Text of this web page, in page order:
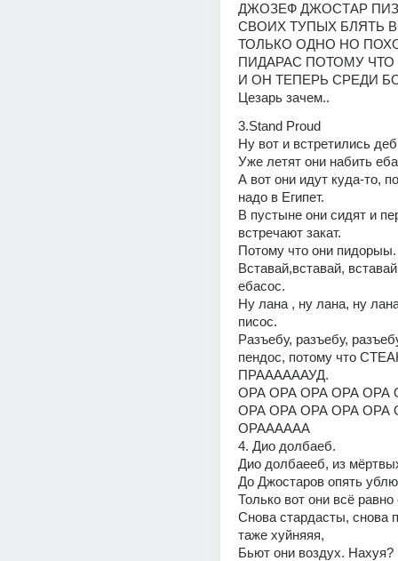
ДЖОЗЕФ ДЖОСТАР
СВОИХ ТУПЫХ БЛЯТЬ
ТОЛЬКО ОДНО НО
ПИДАРАС ПОТОМУ
И ОН ТЕПЕРЬ СРЕДИ
Цезарь зачем..
3.Stand Proud
Ну вот и встретились
Уже летят они набить
А вот они идут куда-то,
надо в Египет.
В пустыне они сидят и
встречают закат.
Потому что они пидорыы.
Вставай,вставай,
ебасос.
Ну лана , ну лана, ну
писос.
Разъебу, разъебу,
пендос, потому что
ПРААААААУД.
ОРА ОРА ОРА ОРА ОРА
ОРА ОРА ОРА ОРА ОРА
ОРАААААА
4. Дио долбаеб.
Дио долбаееб, из
До Джостаров опять
Только вот они всё
Снова стардасты, снова
таже хуйняяя,
Бьют они воздух.